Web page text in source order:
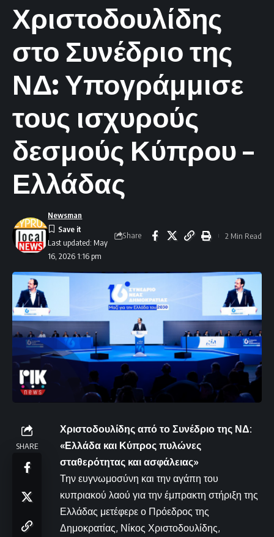
Χριστοδουλίδης
στο Συνέδριο της
ΝΔ: Υπογράμμισε
τους ισχυρούς
δεσμούς Κύπρου –
Ελλάδας
Last updated: May
16, 2026 1:16 pm
Newsman
Share 2 Min Read
SHARE
Χριστοδουλίδης από το Συνέδριο της ΝΔ:
«Ελλάδα και Κύπρος πυλώνες
σταθερότητας και ασφάλειας»
Την ευγνωμοσύνη και την αγάπη του
κυπριακού λαού για την έμπρακτη στήριξη της
Ελλάδας μετέφερε ο Πρόεδρος της
Δημοκρατίας, Νίκος Χριστοδουλίδης,